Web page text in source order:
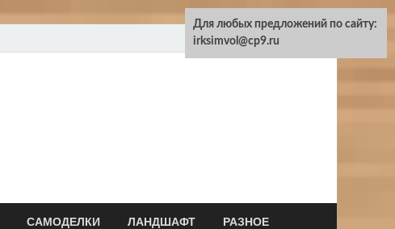
САМОДЕЛКИ ЛАНДШАФТ РАЗНОЕ
Для любых предложений по сайту:
irksimvol@cp9.ru